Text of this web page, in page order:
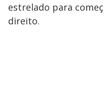
estrelado para
direito.